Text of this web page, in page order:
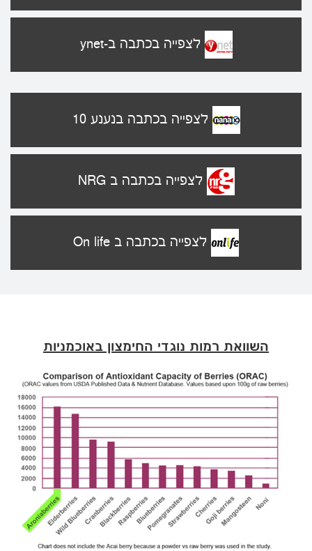
לצפייה בכתבה ב-ynet
לצפייה בכתבה בנענע 10
לצפייה בכתבה ב NRG
לצפייה בכתבה ב On life
השוואת רמות נוגדי החימצון באוכמניות